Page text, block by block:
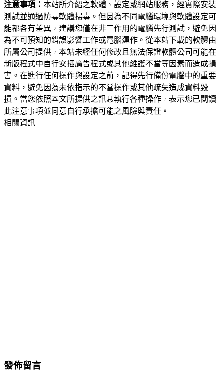
注意事項： 本站所介紹之軟體、設定或網站服務，經實際安裝
測試並通過防毒軟體掃毒。但因為不同電腦環境與軟體設定可
能都各有差異，建議您僅在非工作用的電腦先行測試，避免因
為不可預知的錯誤影響工作或電腦運作。從本站下載的軟體由
所屬公司提供，本站未經任何修改且無法保證軟體公司可能在
新版程式中自行安插廣告程式或其他維護不當等因素而造成損
害。在進行任何操作與設定之前，記得先行備份電腦中的重要
資料，避免因為未依指示的不當操作或其他疏失造成資料毀
損。當您依照本文所提供之訊息執行各種操作，表示您已閱讀
此注意事項並同意自行承擔可能之風險與責任。
相關資訊
發佈留言